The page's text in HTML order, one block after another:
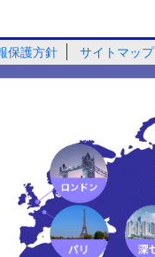
保護方針 サイトマップ